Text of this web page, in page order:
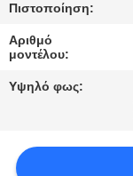
ΜΑΣ
ΕΛΆΤΕ
ΣΕ
Πιστοποίηση:
Αριθμό
μοντέλου:
Υψηλό φως: